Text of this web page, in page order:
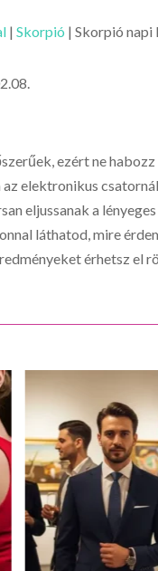
|Skorpió |Skorpió napi
ezért ne
elektronikus
eljussanak a
láthatod, mire
érhetsz el